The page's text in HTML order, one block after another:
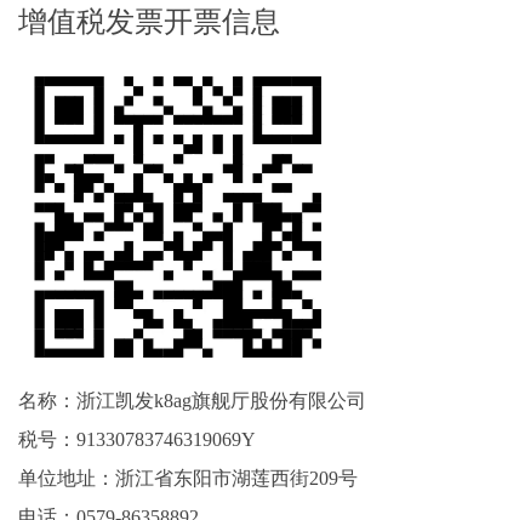
增值税发票开票信息
名称：浙江凯发k8ag旗舰厅股份有限公司
税号：91330783746319069Y
单位地址：浙江省东阳市湖莲西街209号